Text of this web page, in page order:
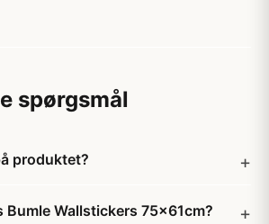
spørgsmål
produktet?
Bumle Wallstickers 75x61cm?